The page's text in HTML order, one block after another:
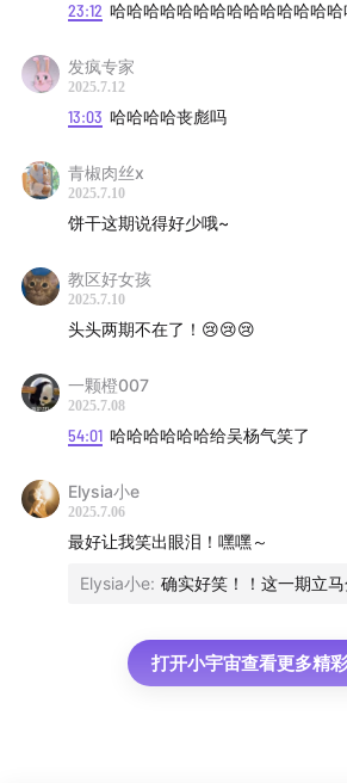
23:12 哈哈哈哈哈哈哈哈哈哈哈哈哈哈
发疯专家
2025.7.12
13:03 哈哈哈哈丧彪吗
青椒肉丝x
2025.7.10
饼干这期说得好少哦~
教区好女孩
2025.7.10
头头两期不在了！😢😢😢
一颗橙007
2025.7.08
54:01 哈哈哈哈哈哈给吴杨气笑了
Elysia小e
2025.7.06
最好让我笑出眼泪！嘿嘿～
Elysia小e: 确实好笑！！这一期立马
打开小宇宙查看更多精